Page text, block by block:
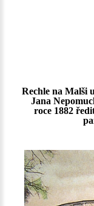
Rechle na Malši
Jana
roce 1882